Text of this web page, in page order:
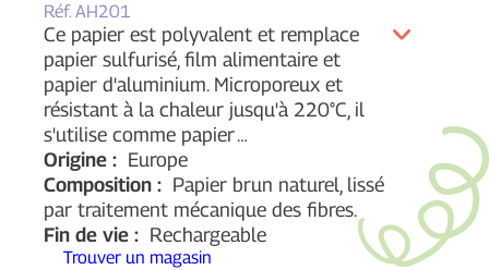
Réf. AH201
Ce papier est polyvalent et remplace
papier sulfurisé, film alimentaire et
papier d'aluminium. Microporeux et
résistant à la chaleur jusqu'à 220°C, il
s'utilise comme papier…
Origine : Europe
Composition : Papier brun naturel, lissé
par traitement mécanique des fibres.
Fin de vie : Rechargeable
Trouver un magasin